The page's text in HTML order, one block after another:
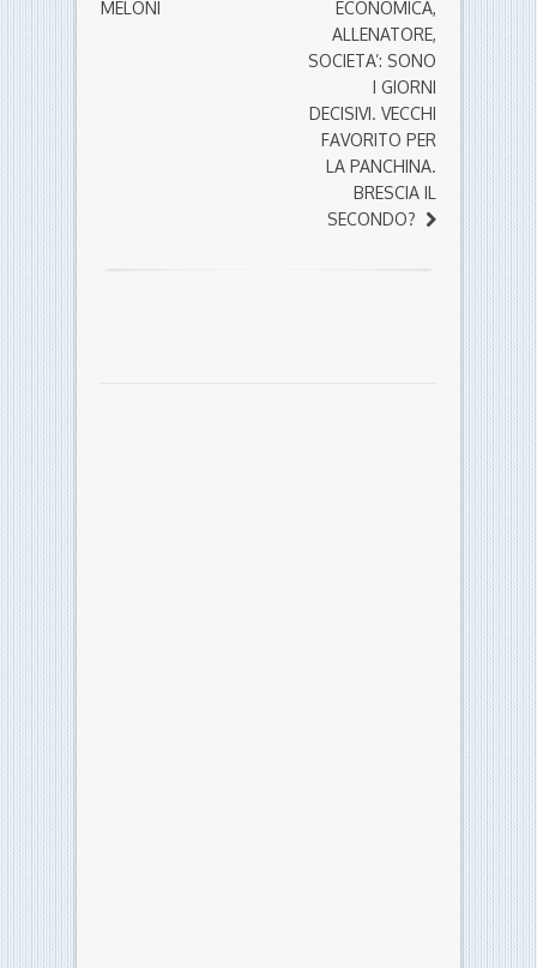
MELONI
ECONOMICA,
ALLENATORE,
SOCIETA’: SONO
I GIORNI
DECISIVI. VECCHI
FAVORITO PER
LA PANCHINA.
BRESCIA IL
SECONDO?